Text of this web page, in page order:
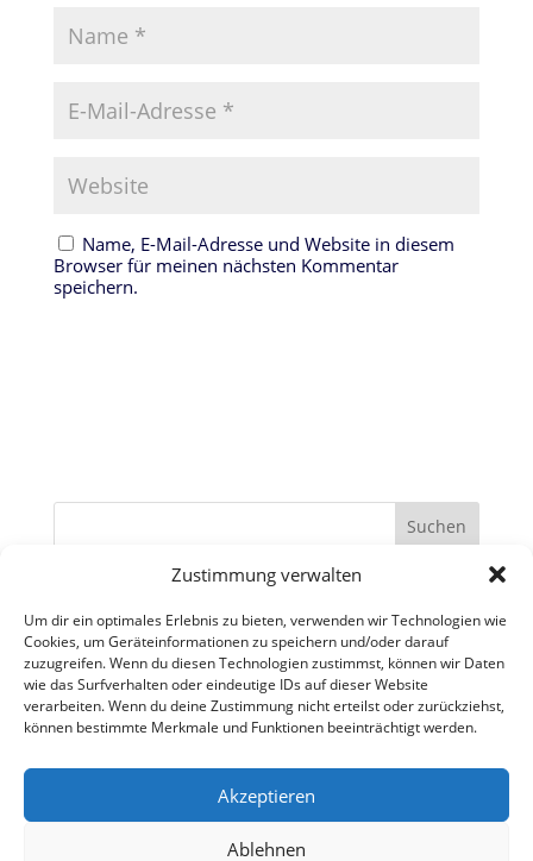
Zustimmung verwalten
Um dir ein optimales Erlebnis zu bieten, verwenden wir Technologien wie
Cookies, um Geräteinformationen zu speichern und/oder darauf
zuzugreifen. Wenn du diesen Technologien zustimmst, können wir Daten
wie das Surfverhalten oder eindeutige IDs auf dieser Website
verarbeiten. Wenn du deine Zustimmung nicht erteilst oder zurückziehst,
können bestimmte Merkmale und Funktionen beeinträchtigt werden.
Akzeptieren
Ablehnen
Name, E-Mail-Adresse und Website in diesem
Browser für meinen nächsten Kommentar
speichern.
Suchen
Recent Comments
Es sind keine Kommentare vorhanden.
Impressum
Datenschutzerklärung
Mitglied der Aikido Föderation